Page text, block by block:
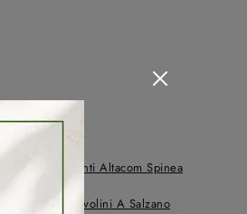
Complementi Altacom Spinea
Negozio Di Tavolini A Salzano